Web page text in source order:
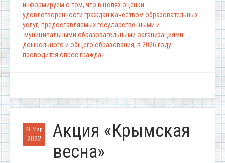
информируем о том, что в целях оценки
удовлетворенности граждан качеством образовательных
услуг, предоставляемых государственными и
муниципальными образовательными организациями
дошкольного и общего образования, в 2026 году
проводится опрос граждан.
21 Мар
2022
Акция «Крымская
весна»